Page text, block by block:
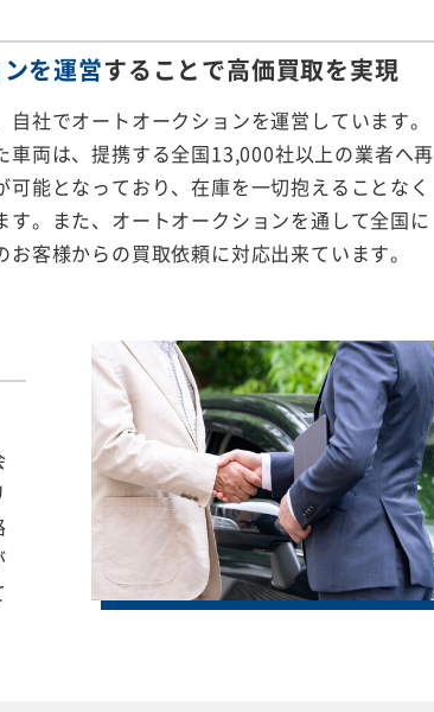
を運営することで高価買取を実現
社でオートオークションを運営しています。
車両は、提携する全国13,000社以上の業者へ再
能となっており、在庫を一切抱えることなく
。また、オートオークションを通して全国に
客様からの買取依頼に対応出来ています。